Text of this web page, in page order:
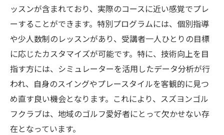
ッスンが含まれており、実際のコースに近い感覚でプレ
ーすることができます。特別プログラムには、個別指導
や少人数制のレッスンがあり、受講者一人ひとりの目標
に応じたカスタマイズが可能です。特に、技術向上を目
指す方には、シミュレーターを活用したデータ分析が行
われ、自身のスイングやプレースタイルを客観的に見つ
め直す良い機会となります。これにより、スズヨンゴル
フクラブは、地域のゴルフ愛好者にとって欠かせない存
在となっています。